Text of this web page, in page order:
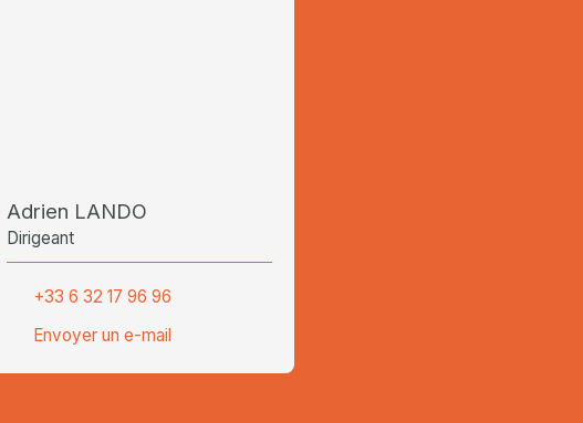
Adrien LANDO
Dirigeant
+33 6 32 17 96 96
Envoyer un e-mail